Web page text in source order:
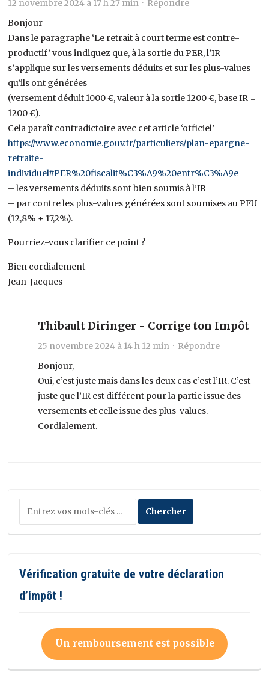
12 novembre 2024 à 17 h 27 min · Répondre
Bonjour
Dans le paragraphe ‘Le retrait à court terme est contre-
productif’ vous indiquez que, à la sortie du PER, l’IR
s’applique sur les versements déduits et sur les plus-values
qu’ils ont générées
(versement déduit 1000 €, valeur à la sortie 1200 €, base IR =
1200 €).
Cela paraît contradictoire avec cet article ‘officiel’
https://www.economie.gouv.fr/particuliers/plan-epargne-
retraite-
individuel#PER%20fiscalit%C3%A9%20entr%C3%A9e
– les versements déduits sont bien soumis à l’IR
– par contre les plus-values générées sont soumises au PFU
(12,8% + 17,2%).
Pourriez-vous clarifier ce point ?
Bien cordialement
Jean-Jacques
Thibault Diringer - Corrige ton Impôt
25 novembre 2024 à 14 h 12 min · Répondre
Bonjour,
Oui, c’est juste mais dans les deux cas c’est l’IR. C’est
juste que l’IR est différent pour la partie issue des
versements et celle issue des plus-values.
Cordialement.
Vérification gratuite de votre déclaration
d’impôt !
Un remboursement est possible